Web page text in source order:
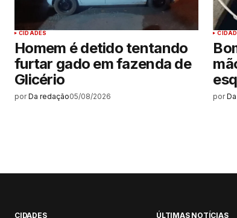
CIDADES
Homem é detido tentando
furtar gado em fazenda de
Glicério
por Da redação05/08/2026 por
CIDADES ÚLTIMAS NOTÍCIAS